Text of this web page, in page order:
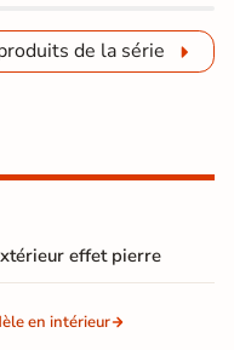
de la série
effet pierre
en intérieur